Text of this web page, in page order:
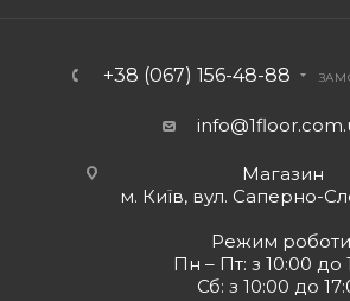
+38 (067) 156-48-88
Магазин
м. Київ, вул. Саперно-
Режим
Пн – Пт: з 10:00 до
Сб: з 10:00 до